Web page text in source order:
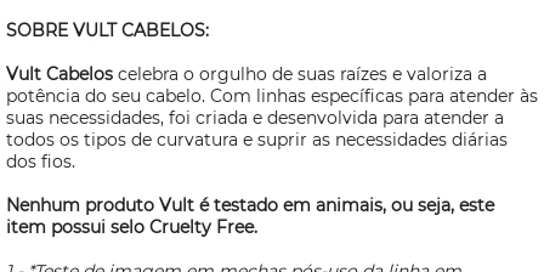
SOBRE VULT CABELOS:
Vult Cabelos celebra o orgulho de suas raízes e valoriza a
potência do seu cabelo. Com linhas específicas para atender às
suas necessidades, foi criada e desenvolvida para atender a
todos os tipos de curvatura e suprir as necessidades diárias
dos fios.
Nenhum produto Vult é testado em animais, ou seja, este
item possui selo Cruelty Free.